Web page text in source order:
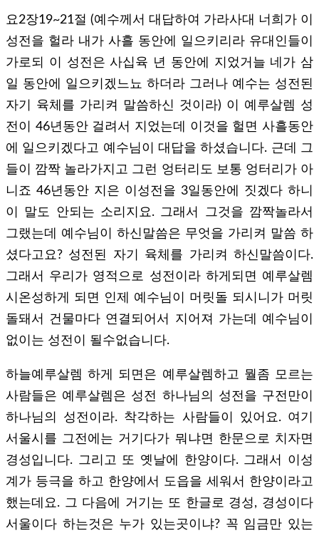
요2장19~21절 (예수께서 대답하여 가라사대 너희가 이
성전을 헐라 내가 사흘 동안에 일으키리라 유대인들이
가로되 이 성전은 사십육 년 동안에 지었거늘 네가 삼
일 동안에 일으키겠느뇨 하더라 그러나 예수는 성전된
자기 육체를 가리켜 말씀하신 것이라) 이 예루살렘 성
전이 46년동안 걸려서 지었는데 이것을 헐면 사흘동안
에 일으키겠다고 예수님이 대답을 하셨습니다. 근데 그
들이 깜짝 놀라가지고 그런 엉터리도 보통 엉터리가 아
니죠 46년동안 지은 이성전을 3일동안에 짓겠다 하니
이 말도 안되는 소리지요. 그래서 그것을 깜짝놀라서
그랬는데 예수님이 하신말씀은 무엇을 가리켜 말씀 하
셨다고요? 성전된 자기 육체를 가리켜 하신말씀이다.
그래서 우리가 영적으로 성전이라 하게되면 예루살렘
시온성하게 되면 인제 예수님이 머릿돌 되시니가 머릿
돌돼서 건물마다 연결되어서 지어져 가는데 예수님이
없이는 성전이 될수없습니다.
하늘예루살렘 하게 되면은 예루살렘하고 뭘좀 모르는
사람들은 예루살렘은 성전 하나님의 성전을 구전만이
하나님의 성전이라. 착각하는 사람들이 있어요. 여기
서울시를 그전에는 거기다가 뭐냐면 한문으로 치자면
경성입니다. 그리고 또 옛날에 한양이다. 그래서 이성
계가 등극을 하고 한양에서 도읍을 세워서 한양이라고
했는데요. 그 다음에 거기는 또 한글로 경성, 경성이다
서울이다 하는것은 누가 있는곳이냐? 꼭 임금만 있는